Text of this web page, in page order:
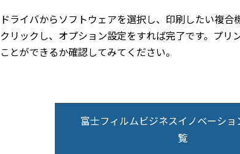
ドライバからソフトウェアを選択し、印刷したい複合
クリックし、オプション設定をすれば完了です。プリ
ことができるか確認してみてください。
富士フィルムビジネスイノベーシ
覧